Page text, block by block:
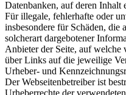
Datenbanken, auf deren
Für illegale, fehlerhafte oder
insbesondere für Schäden,
solcherart dargebotener
Anbieter der Seite, auf welche
über Links auf die jeweilige
Urheber- und
Der Webseitenbetreiber ist
Urheberrechte der